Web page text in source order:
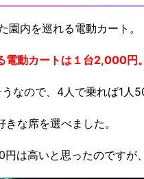
園内を巡れる電動カート。
電動カートは１台2,000円。
なので、4人で乗れば1人
な席を選べました。
円は高いと思ったのですが